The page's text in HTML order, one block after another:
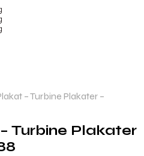
– Turbine Plakater –
Turbine Plakater